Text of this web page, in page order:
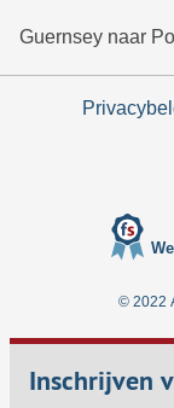
Guernsey naar
© 2022
Inschrijven